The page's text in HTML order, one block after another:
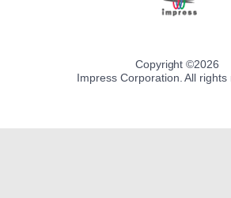
Copyright ©2026
Impress Corporation. All rights